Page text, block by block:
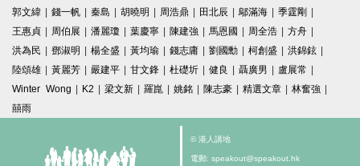
郭文緯 | 錢一帆 | 秦島 | 胡曉明 | 周浩鼎 | 田北辰 | 鄔滿海 | 季霆剛 |
王惠貞 | 周伯展 | 潘麗瓊 | 葉慶寧 | 陳建強 | 馬恩國 | 周全浩 | 方舟 |
洪為民 | 鄧淑明 | 楊全盛 | 黃均瑜 | 錢志庸 | 劉國勳 | 柯創盛 | 洪錦鉉 |
陸頌雄 | 黃麗芳 | 嚴建平 | 甘文鋒 | 杜礎圻 | 健良 | 聶廣男 | 盧展常 |
Winter Wong | K2 | 梁文新 | 羅崑 | 姚銘 | 陳志豪 | 精選文章 | 林奮強 |
囍雨
© 港人講地
電郵: speakout@speakout.hk